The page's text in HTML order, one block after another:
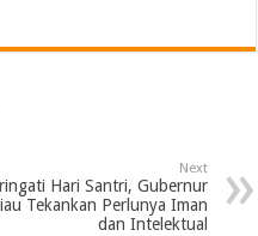
Next
Hari Santri, Gubernur
Tekankan Perlunya Iman
dan Intelektual